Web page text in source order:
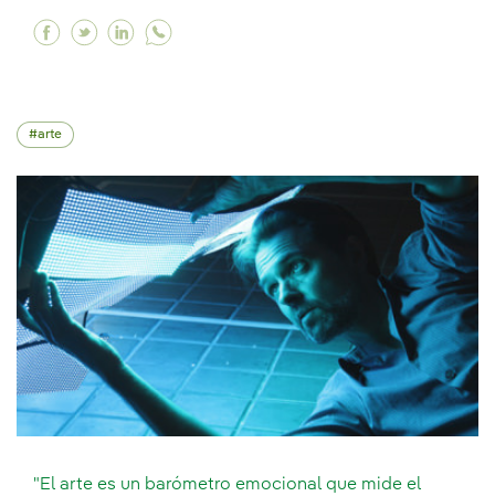
Facebook "El arte siempre estará ahí porque
Twitter "El arte siempre estará ahí
Linkedin "El arte siempre estará ahí
arte
"El arte es un barómetro emocional que mide el